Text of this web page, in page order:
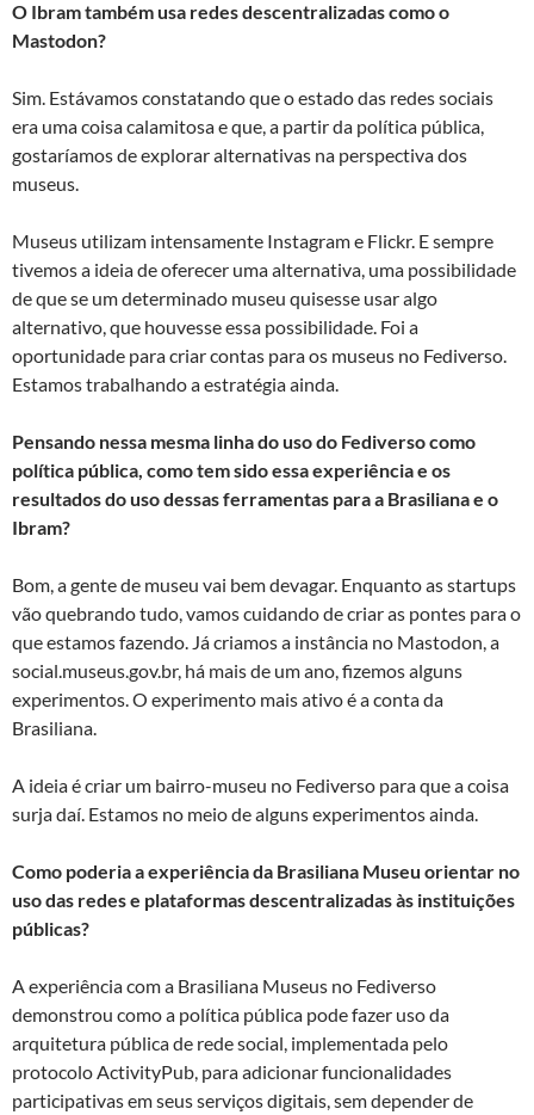
O Ibram também usa redes descentralizadas como o
Mastodon?
Sim. Estávamos constatando que o estado das redes sociais
era uma coisa calamitosa e que, a partir da política pública,
gostaríamos de explorar alternativas na perspectiva dos
museus.
Museus utilizam intensamente Instagram e Flickr. E sempre
tivemos a ideia de oferecer uma alternativa, uma possibilidade
de que se um determinado museu quisesse usar algo
alternativo, que houvesse essa possibilidade. Foi a
oportunidade para criar contas para os museus no Fediverso.
Estamos trabalhando a estratégia ainda.
Pensando nessa mesma linha do uso do Fediverso como
política pública, como tem sido essa experiência e os
resultados do uso dessas ferramentas para a Brasiliana e o
Ibram?
Bom, a gente de museu vai bem devagar. Enquanto as startups
vão quebrando tudo, vamos cuidando de criar as pontes para o
que estamos fazendo. Já criamos a instância no Mastodon, a
social.museus.gov.br, há mais de um ano, fizemos alguns
experimentos. O experimento mais ativo é a conta da
Brasiliana.
A ideia é criar um bairro-museu no Fediverso para que a coisa
surja daí. Estamos no meio de alguns experimentos ainda.
Como poderia a experiência da Brasiliana Museu orientar no
uso das redes e plataformas descentralizadas às instituições
públicas?
A experiência com a Brasiliana Museus no Fediverso
demonstrou como a política pública pode fazer uso da
arquitetura pública de rede social, implementada pelo
protocolo ActivityPub, para adicionar funcionalidades
participativas em seus serviços digitais, sem depender de